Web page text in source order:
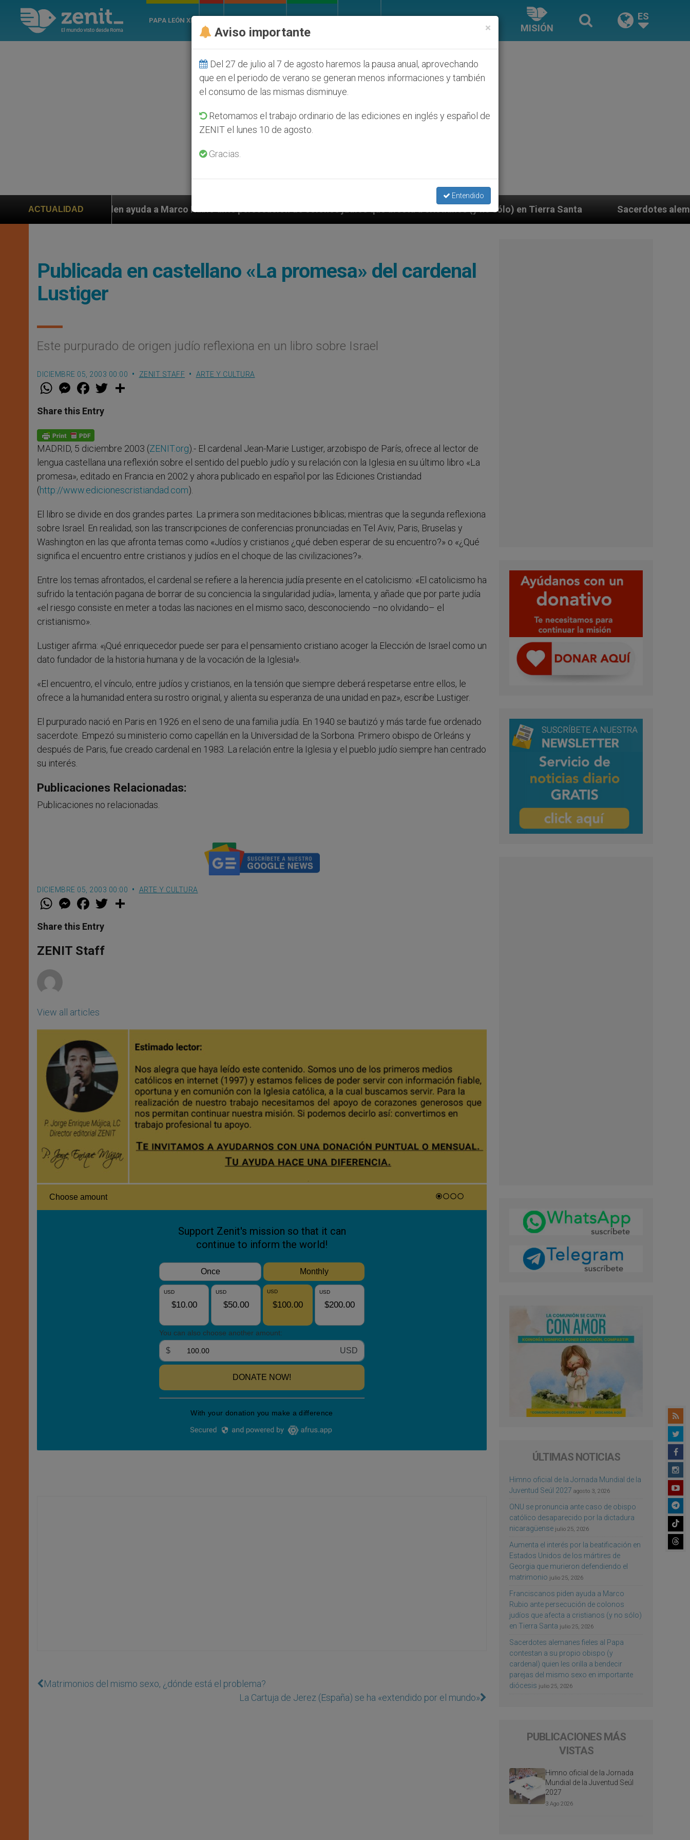
PAPA LEÓN XIV
MISIÓN
ES
ACTUALIDAD
piden ayuda a Marco Rubio ante persecución de colonos judíos que afecta a cristianos (y no sólo) en Tierra Santa Sacerdotes alemanes fieles al Papa
Publicada en castellano «La promesa» del cardenal
Lustiger
Este purpurado de origen judío reflexiona en un libro sobre Israel
DICIEMBRE 05, 2003 00:00 ZENIT STAFF ARTE Y CULTURA
W
t
s
p
p
M
e
s
e
g
e
r
F
a
e
b
o
k
w
Share this Entry
MADRID, 5 diciembre 2003 (ZENIT.org).- El cardenal Jean-Marie Lustiger, arzobispo de París, ofrece al lector de
lengua castellana una reflexión sobre el sentido del pueblo judío y su relación con la Iglesia en su último libro «La
promesa», editado en Francia en 2002 y ahora publicado en español por las Ediciones Cristiandad
(http://www.edicionescristiandad.com).
El libro se divide en dos grandes partes. La primera son meditaciones bíblicas; mientras que la segunda reflexiona
sobre Israel. En realidad, son las transcripciones de conferencias pronunciadas en Tel Aviv, Paris, Bruselas y
Washington en las que afronta temas como «Judíos y cristianos ¿qué deben esperar de su encuentro?» o «¿Qué
significa el encuentro entre cristianos y judíos en el choque de las civilizaciones?».
Entre los temas afrontados, el cardenal se refiere a la herencia judía presente en el catolicismo: «El catolicismo ha
sufrido la tentación pagana de borrar de su conciencia la singularidad judía», lamenta, y añade que por parte judía
«el riesgo consiste en meter a todas las naciones en el mismo saco, desconociendo –no olvidando– el
cristianismo».
Lustiger afirma: «¡Qué enriquecedor puede ser para el pensamiento cristiano acoger la Elección de Israel como un
dato fundador de la historia humana y de la vocación de la Iglesia!».
«El encuentro, el vínculo, entre judíos y cristianos, en la tensión que siempre deberá respetarse entre ellos, le
ofrece a la humanidad entera su rostro original, y alienta su esperanza de una unidad en paz», escribe Lustiger.
El purpurado nació en Paris en 1926 en el seno de una familia judía. En 1940 se bautizó y más tarde fue ordenado
sacerdote. Empezó su ministerio como capellán en la Universidad de la Sorbona. Primero obispo de Orleáns y
después de Paris, fue creado cardenal en 1983. La relación entre la Iglesia y el pueblo judío siempre han centrado
su interés.
Publicaciones Relacionadas:
Publicaciones no relacionadas.
DICIEMBRE 05, 2003 00:00 ARTE Y CULTURA
W
t
s
p
p
M
e
s
e
g
e
F
a
e
b
o
k
w
Share this Entry
ZENIT Staff
View all articles
Matrimonios del mismo sexo, ¿dónde está el problema?
La Cartuja de Jerez (España) se ha «extendido por el mundo»
ÚLTIMAS NOTICIAS
Himno oficial de la Jornada Mundial de la
Juventud Seúl 2027 agosto 3, 2026
ONU se pronuncia ante caso de obispo
católico desaparecido por la dictadura
nicaragüense julio 25, 2026
Aumenta el interés por la beatificación en
Estados Unidos de los mártires de
Georgia que murieron defendiendo el
matrimonio julio 25, 2026
Franciscanos piden ayuda a Marco
Rubio ante persecución de colonos
judíos que afecta a cristianos (y no sólo)
en Tierra Santa julio 25, 2026
Sacerdotes alemanes fieles al Papa
contestan a su propio obispo (y
cardenal) quien les orilla a bendecir
parejas del mismo sexo en importante
diócesis julio 25, 2026
PUBLICACIONES MÁS
VISTAS
Himno oficial de la Jornada
Mundial de la Juventud Seúl
2027
3 Ago 2026
×
Aviso importante
Del 27 de julio al 7 de agosto haremos la pausa anual, aprovechando
que en el periodo de verano se generan menos informaciones y también
el consumo de las mismas disminuye.
Retomamos el trabajo ordinario de las ediciones en inglés y español de
ZENIT el lunes 10 de agosto.
Gracias.
Entendido